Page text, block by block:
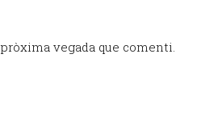
vegada que comenti.